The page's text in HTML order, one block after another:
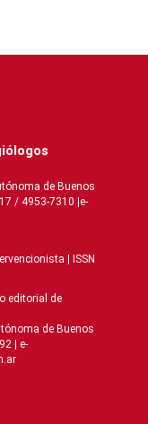
de Buenos
/ 4953-7310 |e-
| ISSN
editorial de
de Buenos
| e-